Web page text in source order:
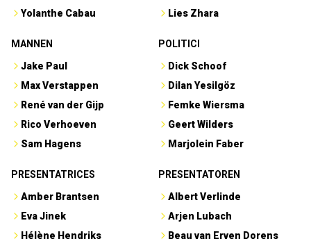
Yolanthe Cabau
Lies Zhara
MANNEN
Jake Paul
Max Verstappen
René van der Gijp
Rico Verhoeven
Sam Hagens
POLITICI
Dick Schoof
Dilan Yesilgöz
Femke Wiersma
Geert Wilders
Marjolein Faber
PRESENTATRICES
Amber Brantsen
Eva Jinek
Hélène Hendriks
PRESENTATOREN
Albert Verlinde
Arjen Lubach
Beau van Erven Dorens